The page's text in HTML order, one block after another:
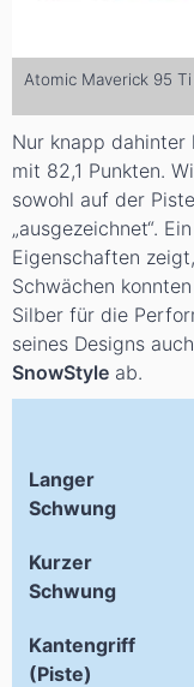
Atomic Maverick 95 Ti
Nur knapp dahinter
mit 82,1 Punkten.
sowohl auf der
„ausgezeichnet“.
Eigenschaften
Schwächen
Silber für die
seines Designs
SnowStyle ab.
Langer
Schwung
Kurzer
Schwung
Kantengriff
(Piste)